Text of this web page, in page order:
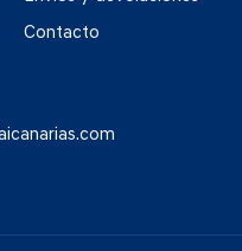
Contacto